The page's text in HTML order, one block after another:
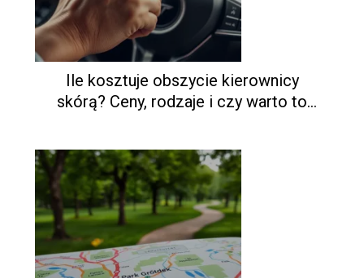
Ile kosztuje obszycie kierownicy
skórą? Ceny, rodzaje i czy warto to